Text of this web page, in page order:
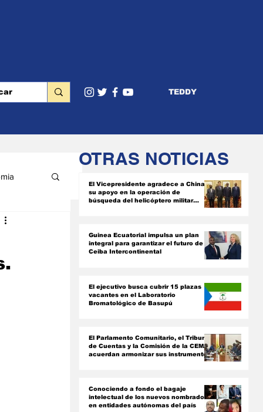
TEDDY
OTRAS NOTICIAS
El Vicepresidente agradece a China
su apoyo en la operación de
búsqueda del helicóptero militar
Guinea Ecuatorial impulsa un plan
integral para garantizar el futuro de
Ceiba Intercontinental
El ejecutivo busca cubrir 15 plazas
vacantes en el Laboratorio
Bromatológico de Basupú
El Parlamento Comunitario, el Tribunal
de Cuentas y la Comisión de la CEMAC
acuerdan armonizar sus instrumentos
Conociendo a fondo el bagaje
intelectual de los nuevos nombrados
en entidades autónomas del país ‎